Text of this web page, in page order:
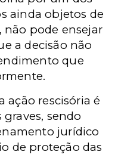
ainda objetos de
não pode ensejar
a decisão não
que
ação rescisória é
sendo
jurídico
de proteção das